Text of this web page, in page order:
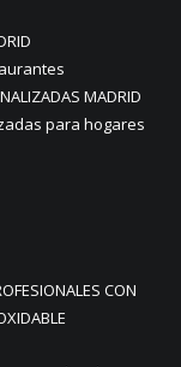
MADRID
para hogares
CON